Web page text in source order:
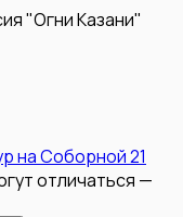
"Огни Казани"
на Соборной 21
отличаться —